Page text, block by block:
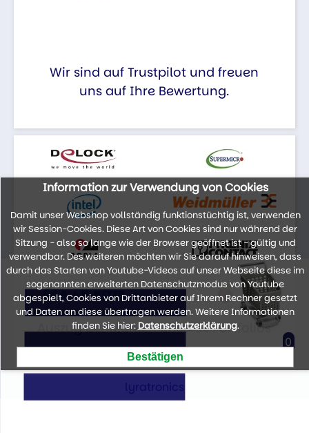
Wir sind auf Trustpilot und freuen
uns auf Ihre Bewertung.
Auszug der Marken unseres Portfolios
Information zur Verwendung von Cookies
Damit unser Webshop vollständig funktionstüchtig ist, verwenden
wir Session-Cookies. Diese Art von Cookies sind nur während der
Sitzung - also so lange wie der Browser geöffnet ist - gültig und
verwendbar. Des weiteren möchten wir Sie darauf hinweisen, dass
durch das Starten von Youtube-Videos auf unser Webseite diese im
sogenannten erweiterten Datenschutzmodus von Youtube
abgespielt, Cookies von Drittanbieter auf Ihrem Rechner gesetzt
und Daten an diese übertragen werden. Weitere Informationen
finden Sie hier: Datenschutzerklärung.
0